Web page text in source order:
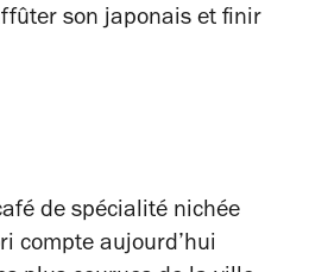
son japonais et finir
de spécialité nichée
compte aujourd’hui